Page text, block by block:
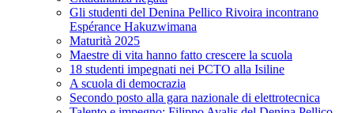
Gli studenti del Denina Pellico Rivoira incontrano
Espérance Hakuzwimana
Maturità 2025
Maestre di vita hanno fatto crescere la scuola
18 studenti impegnati nei PCTO alla Isiline
A scuola di democrazia
Secondo posto alla gara nazionale di elettrotecnica